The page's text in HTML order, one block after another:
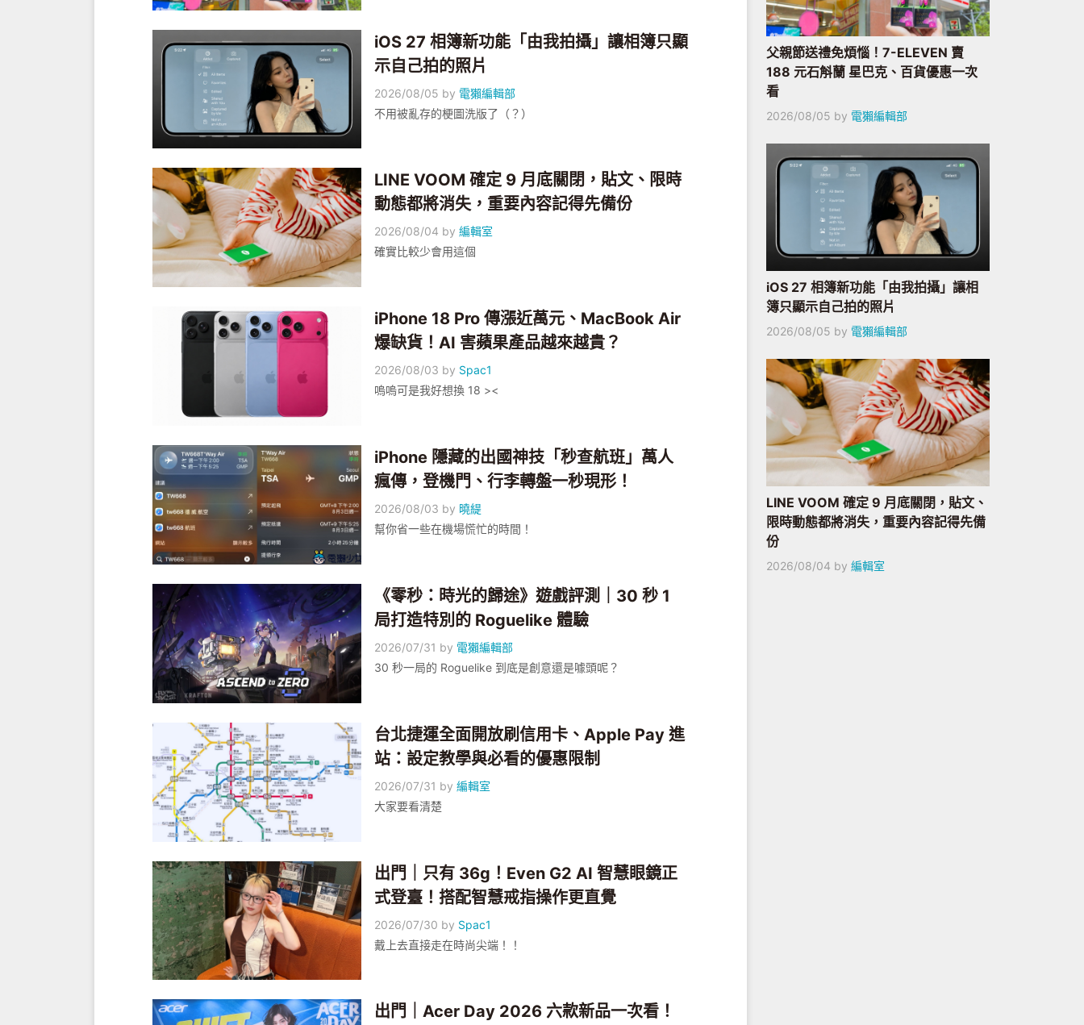
iOS 27 相簿新功能「由我拍攝」讓相簿只顯
示自己拍的照片
2026/08/05 by 電獺編輯部
不用被亂存的梗圖洗版了（？）
LINE VOOM 確定 9 月底關閉，貼文、限時
動態都將消失，重要內容記得先備份
2026/08/04 by編輯室
確實比較少會用這個
iPhone 18 Pro 傳漲近萬元、MacBook Air
爆缺貨！AI 害蘋果產品越來越貴？
2026/08/03 by Spac1
嗚嗚可是我好想換 18 ><
iPhone 隱藏的出國神技「秒查航班」萬人
瘋傳，登機門、行李轉盤一秒現形！
2026/08/03 by 曉緹
幫你省一些在機場慌忙的時間！
《零秒：時光的歸途》遊戲評測｜30 秒 1
局打造特別的 Roguelike 體驗
2026/07/31 by 電獺編輯部
30 秒一局的 Roguelike 到底是創意還是噱頭呢？
台北捷運全面開放刷信用卡、Apple Pay 進
站：設定教學與必看的優惠限制
2026/07/31 by編輯室
大家要看清楚
出門｜只有 36g！Even G2 AI 智慧眼鏡正
式登臺！搭配智慧戒指操作更直覺
2026/07/30 by Spac1
戴上去直接走在時尚尖端！！
出門｜Acer Day 2026 六款新品一次看！
父親節送禮免煩惱！7-ELEVEN 賣
188 元石斛蘭 星巴克、百貨優惠一次
看
2026/08/05 by 電獺編輯部
iOS 27 相簿新功能「由我拍攝」讓相
簿只顯示自己拍的照片
2026/08/05 by 電獺編輯部
LINE VOOM 確定 9 月底關閉，貼文、
限時動態都將消失，重要內容記得先備
份
2026/08/04 by 編輯室